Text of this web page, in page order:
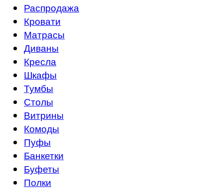
Распродажа
Кровати
Матрасы
Диваны
Кресла
Шкафы
Тумбы
Столы
Витрины
Комоды
Пуфы
Банкетки
Буфеты
Полки